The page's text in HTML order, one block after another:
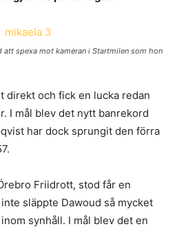
spexa mot kameran i Startmilen som hon
direkt och fick en lucka redan
I mål blev det nytt banrekord
har dock sprungit den förra
Friidrott, stod får en
släppte Dawoud så mycket
synhåll. I mål blev det en